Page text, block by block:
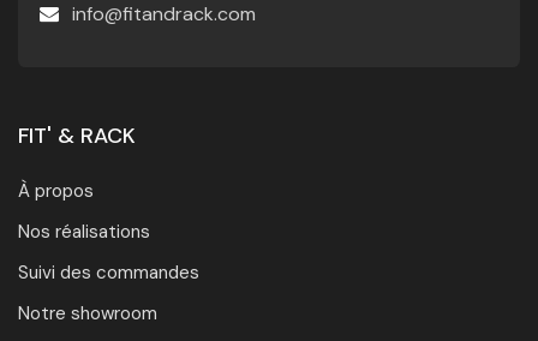
info@fitandrack.com
FIT' & RACK
À propos
Nos réalisations
Suivi des commandes
Notre showroom